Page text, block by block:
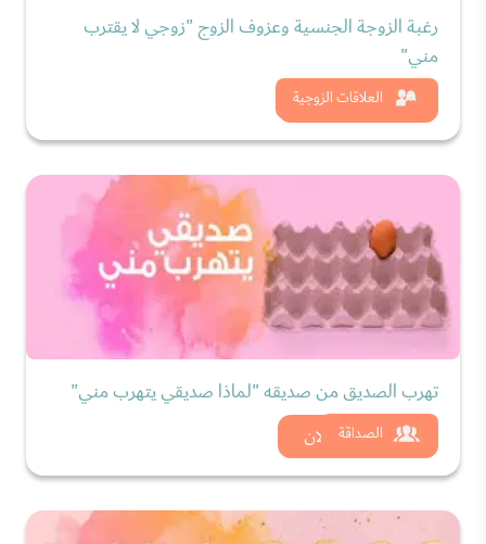
العلاقات الزوجية
رغبة الزوجة الجنسية وعزوف الزوج "زوجي لا يقترب
مني"
شاهد الان
الصداقة
تهرب الصديق من صديقه "لماذا صديقي يتهرب مني"
شاهد الان